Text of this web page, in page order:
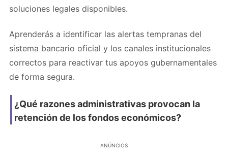
soluciones legales disponibles.
Aprenderás a identificar las alertas tempranas del
sistema bancario oficial y los canales institucionales
correctos para reactivar tus apoyos gubernamentales
de forma segura.
¿Qué razones administrativas provocan la
retención de los fondos económicos?
ANÚNCIOS